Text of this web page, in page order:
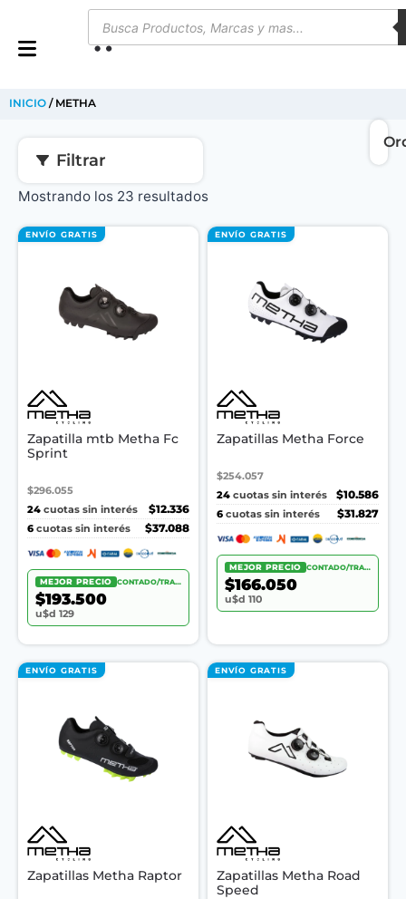
INICIO / METHA
Filtrar
Mostrando los 23 resultados
ENVÍO GRATIS
Zapatilla mtb Metha Fc
Sprint
$296.055
24 cuotas sin interés
$12.336
6 cuotas sin interés $37.088
MEJOR PRECIO CONTADO/TRANSF.
$193.500
u$d 129
ENVÍO GRATIS
Zapatillas Metha Force
$254.057
24 cuotas sin interés
$10.586
6 cuotas sin interés $31.827
MEJOR PRECIO CONTADO/TRANSF.
$166.050
u$d 110
ENVÍO GRATIS
Zapatillas Metha Raptor
ENVÍO GRATIS
Zapatillas Metha Road
Speed